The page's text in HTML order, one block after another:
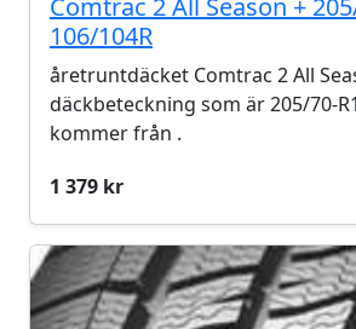
Comtrac 2 All Season +
106/104R
åretruntdäcket Comtrac 2 All
däckbeteckning som är 205/70-
kommer från .
1 379 kr